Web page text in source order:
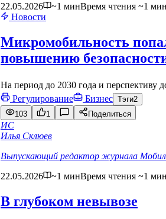
22.05.2026
~1 минВремя чтения ~1 мин
Новости
Микромобильность
повышению
На период до 2030 года и перспективу
Регулирование
Бизнес Тэги2
103
1 Поделиться
ИС
Илья Склюев
Выпускающий редактор журнала
22.05.2026
~1 минВремя чтения ~1 мин
В глубоком невывозе